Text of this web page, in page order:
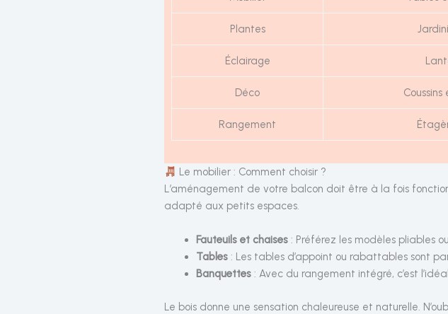
Plantes
Éclairage
Déco
Rangement
Le mobilier : Comment choisir ?
L’aménagement de votre balcon doit être à la fois
adapté aux petits espaces.
Fauteuils et chaises : Préférez les modèles pliables
Tables : Les tables d’appoint ou rabattables sont
Banquettes : Avec du rangement intégré, c’est
Le bois donne une sensation chaleureuse et naturelle.